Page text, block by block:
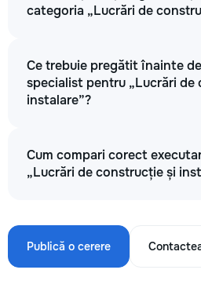
categoria „Lucrări de
Ce trebuie pregătit înainte
specialist pentru „Lucrări de
instalare”?
Cum compari corect
„Lucrări de construcție și
Publică o cerere